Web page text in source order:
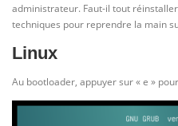
administrateur. Faut-il tout
techniques pour reprendre la main
Linux
Au bootloader, appuyer sur « e »